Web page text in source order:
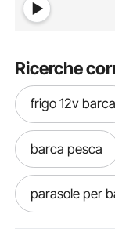
Ricerche
frigo 12v barca
barca pesca
parasole per